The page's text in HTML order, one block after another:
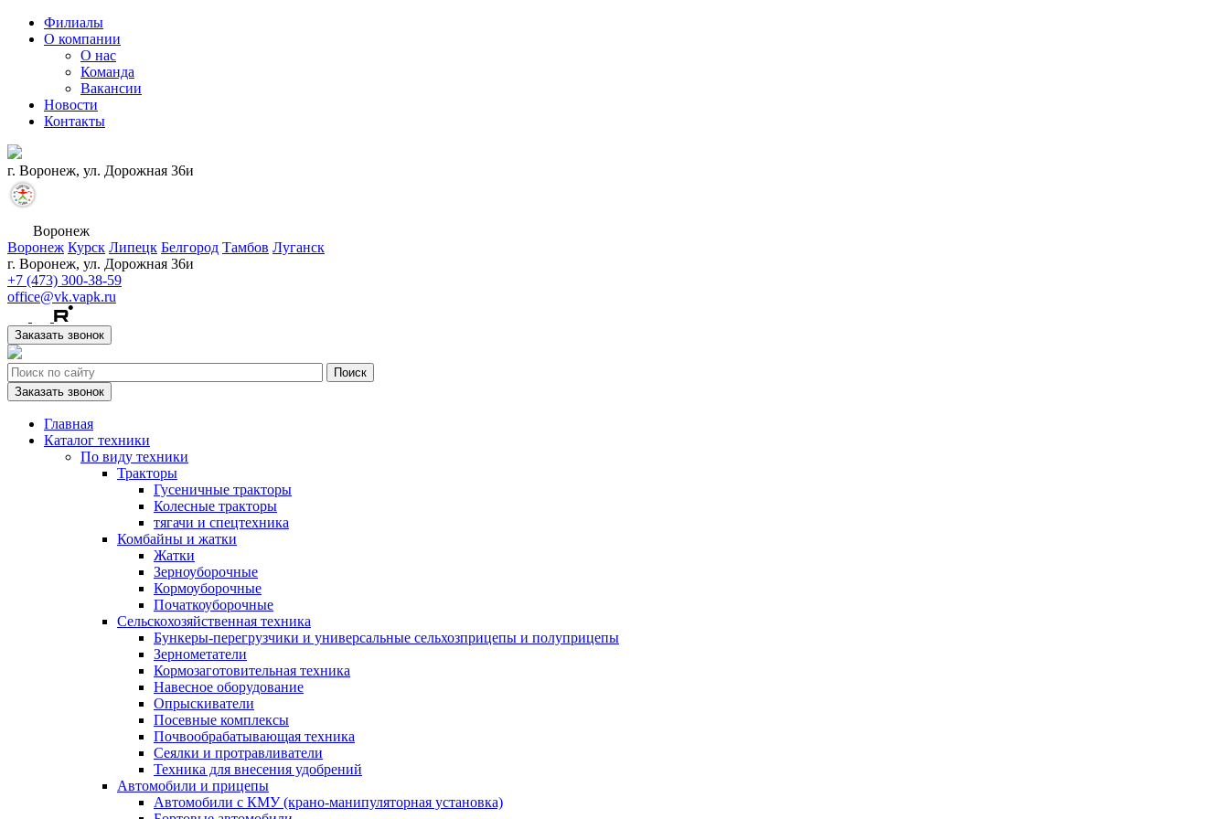
Филиалы
О компании
О нас
Команда
Вакансии
Новости
Контакты
г. Воронеж, ул. Дорожная 36и
Воронеж
Воронеж Курск Липецк Белгород Тамбов Луганск
г. Воронеж, ул. Дорожная 36и
+7 (473) 300-38-59
office@vk.vapk.ru
Заказать звонок
Заказать звонок
Главная
Каталог техники
По виду техники
Тракторы
Гусеничные тракторы
Колесные тракторы
тягачи и спецтехника
Комбайны и жатки
Жатки
Зерноуборочные
Кормоуборочные
Початкоуборочные
Сельскохозяйственная техника
Бункеры-перегрузчики и универсальные сельхозприцепы и полуприцепы
Зернометатели
Кормозаготовительная техника
Навесное оборудование
Опрыскиватели
Посевные комплексы
Почвообрабатывающая техника
Сеялки и протравливатели
Техника для внесения удобрений
Автомобили и прицепы
Автомобили с КМУ (крано-манипуляторная установка)